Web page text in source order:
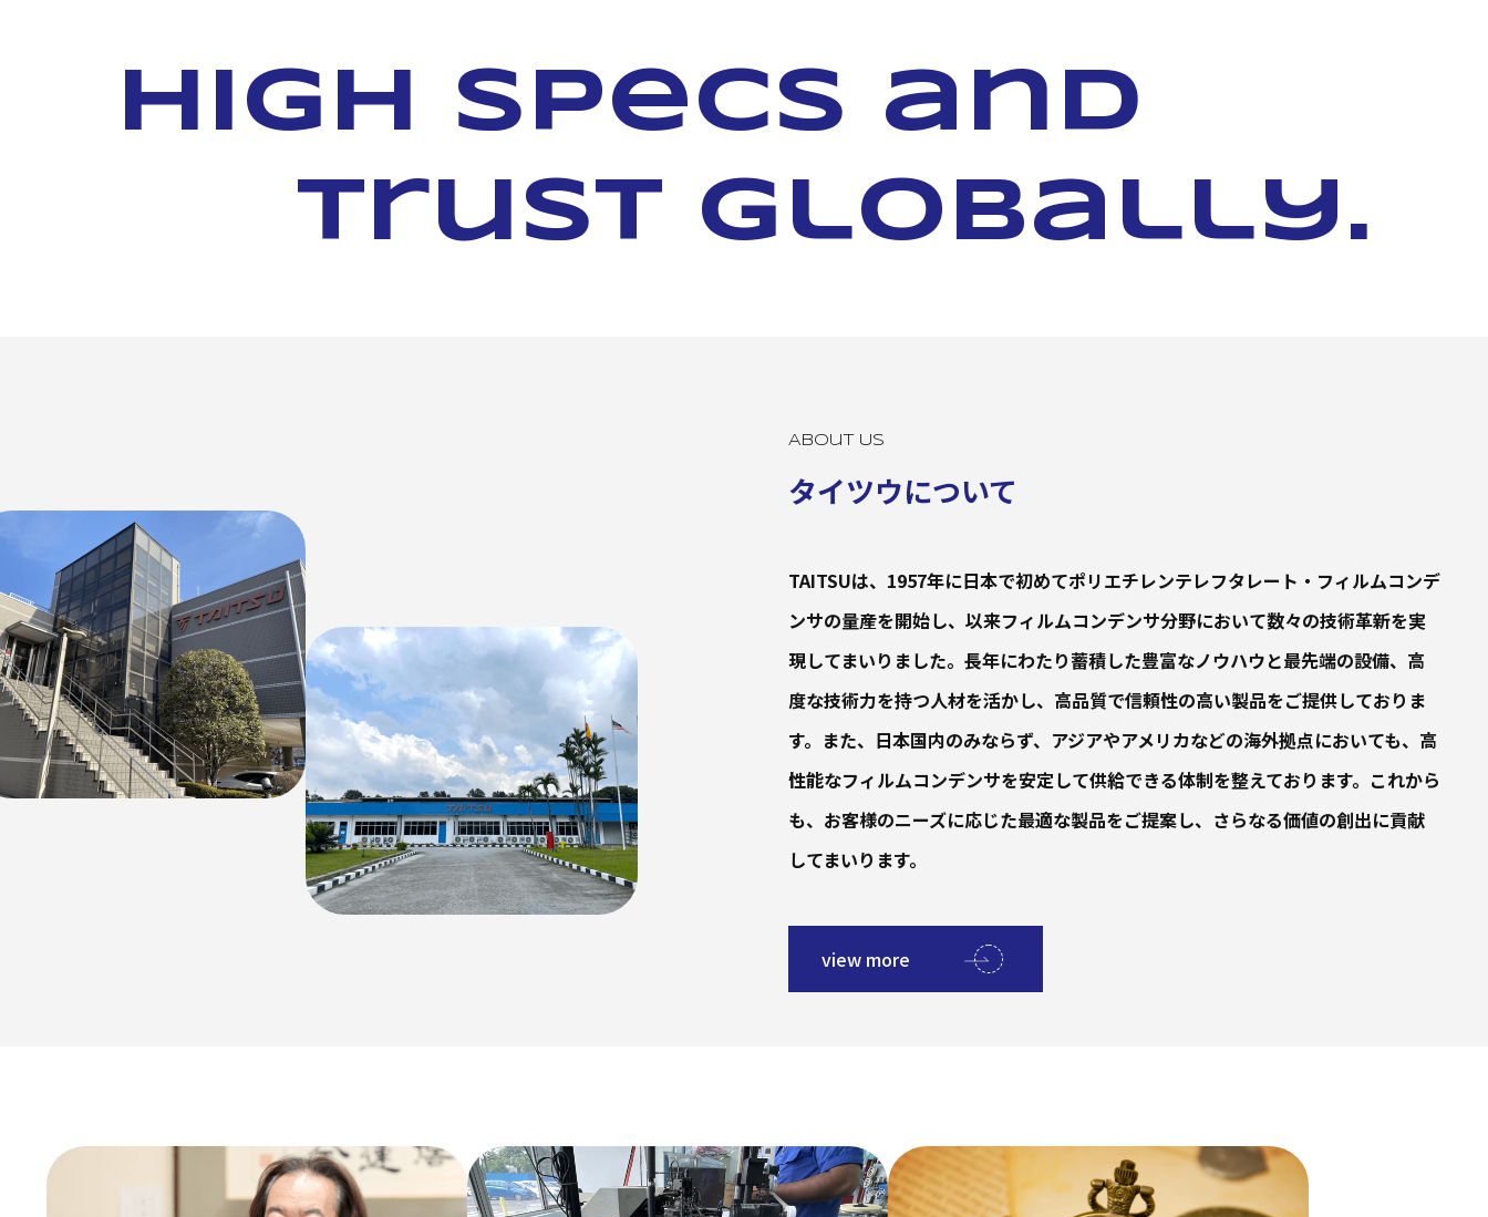
High specs and
trust globally.
About Us
タイツウについて
TAITSUは、1957年に日本で初めてポリエチレンテレフタレート・フィルムコンデ
ンサの量産を開始し、以来フィルムコンデンサ分野において数々の技術革新を実
現してまいりました。長年にわたり蓄積した豊富なノウハウと最先端の設備、高
度な技術力を持つ人材を活かし、高品質で信頼性の高い製品をご提供しておりま
す。また、日本国内のみならず、アジアやアメリカなどの海外拠点においても、高
性能なフィルムコンデンサを安定して供給できる体制を整えております。これから
も、お客様のニーズに応じた最適な製品をご提案し、さらなる価値の創出に貢献
してまいります。
view more